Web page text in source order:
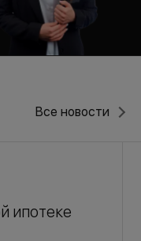
Все новости
ипотеке